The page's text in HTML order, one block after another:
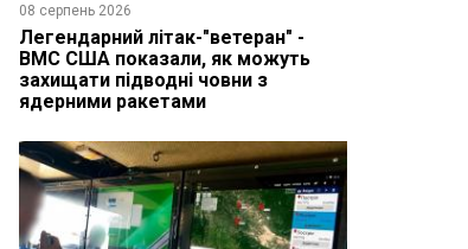
08 серпень 2026
Легендарний літак-"ветеран" -
ВМС США показали, як можуть
захищати підводні човни з
ядерними ракетами